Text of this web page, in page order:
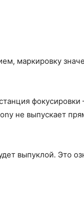
маркировку
не выпускает
выпуклой. Это